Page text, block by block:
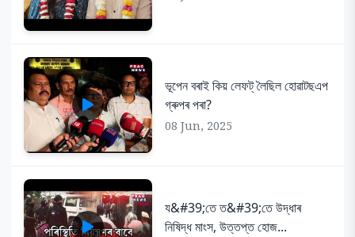
ভূপেন বৰাই কিয় লেফট্ লৈছিল হোৱাটছএপ
গ্ৰুপৰ পৰা?
08 Jun, 2025
য&#39;তে ত&#39;তে উদ্ধাৰ
নিষিদ্ধ মাংস, উত্তপ্ত হোজ...